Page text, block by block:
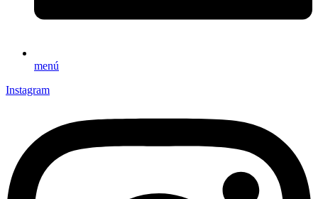
menú
Instagram